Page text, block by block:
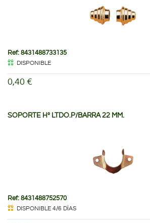
Ref: 8431488733135
DISPONIBLE
0,40 €
SOPORTE Hº LTDO.P/BARRA 22 MM.
Ref: 8431488752570
DISPONIBLE 4/6 DÍAS